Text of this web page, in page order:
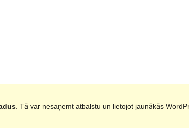
. Tā var nesaņemt atbalstu un lietojot jaunākās